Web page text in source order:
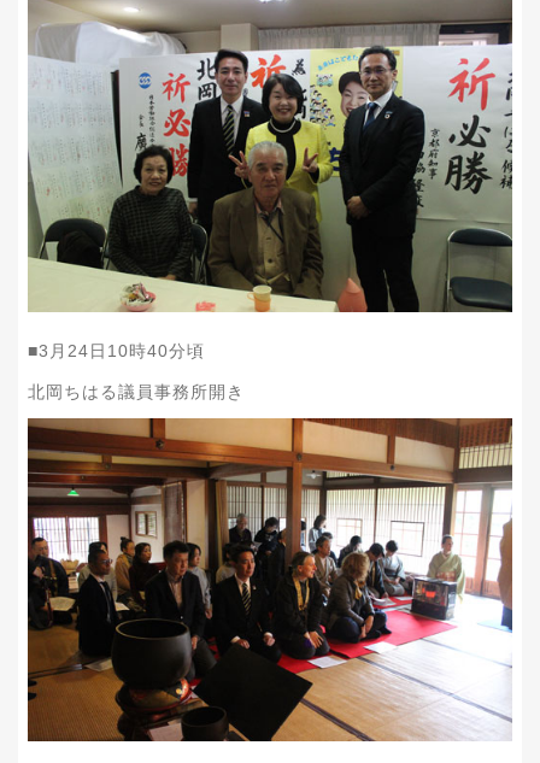
■3 月 24日 10時40分頃
北岡ちはる議員事務所開き